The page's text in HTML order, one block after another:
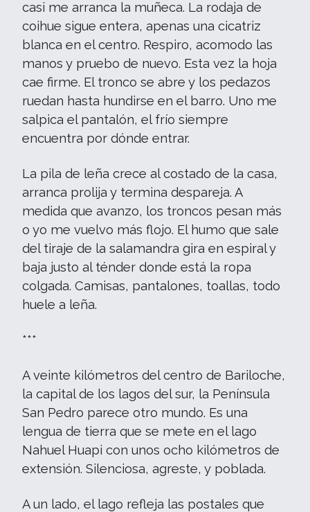
casi me arranca la muñeca. La rodaja de
coihue sigue entera, apenas una cicatriz
blanca en el centro. Respiro, acomodo las
manos y pruebo de nuevo. Esta vez la hoja
cae firme. El tronco se abre y los pedazos
ruedan hasta hundirse en el barro. Uno me
salpica el pantalón, el frío siempre
encuentra por dónde entrar.
La pila de leña crece al costado de la casa,
arranca prolija y termina despareja. A
medida que avanzo, los troncos pesan más
o yo me vuelvo más flojo. El humo que sale
del tiraje de la salamandra gira en espiral y
baja justo al ténder donde está la ropa
colgada. Camisas, pantalones, toallas, todo
huele a leña.
***
A veinte kilómetros del centro de Bariloche,
la capital de los lagos del sur, la Península
San Pedro parece otro mundo. Es una
lengua de tierra que se mete en el lago
Nahuel Huapi con unos ocho kilómetros de
extensión. Silenciosa, agreste, y poblada.
A un lado, el lago refleja las postales que